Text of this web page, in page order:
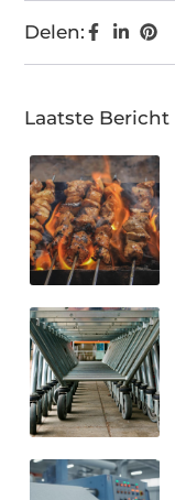
Delen:
Laatste Bericht